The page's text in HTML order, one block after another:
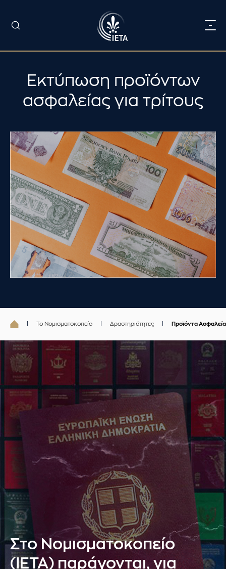
Εκτύπωση προϊόντων
ασφαλείας για τρίτους
Το Νομισματοκοπείο Δραστηριότητες Προϊόντα
Στο Νομισματοκοπείο
(ΙΕΤΑ) παράγονται, για